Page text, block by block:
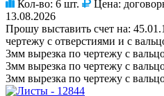
Кол-во: 6 шт. Цена:
13.08.2026
Прошу выставить счет на:
чертежу с отверстиями и с
3мм вырезка по чертежу с
3мм вырезка по чертежу с
3мм вырезка по чертежу с